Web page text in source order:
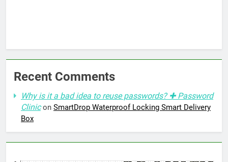
Recent Comments
Why is it a bad idea to reuse passwords? ✚ Password
Clinicon SmartDrop Waterproof Locking Smart Delivery
Box